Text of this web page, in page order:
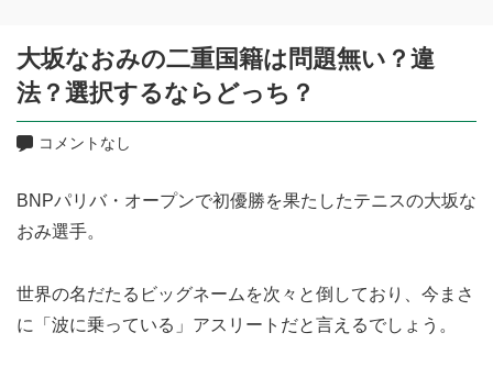
大坂なおみの二重国籍は問題無い？違
法？選択するならどっち？
コメントなし
BNPパリバ・オープンで初優勝を果たしたテニスの大坂な
おみ選手。
世界の名だたるビッグネームを次々と倒しており、今まさ
に「波に乗っている」アスリートだと言えるでしょう。